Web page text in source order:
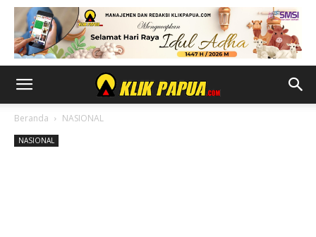
Beranda NASIONAL
NASIONAL